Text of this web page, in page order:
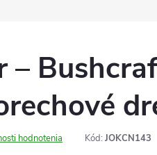
–
hodnotenia Kód: JOKCN143